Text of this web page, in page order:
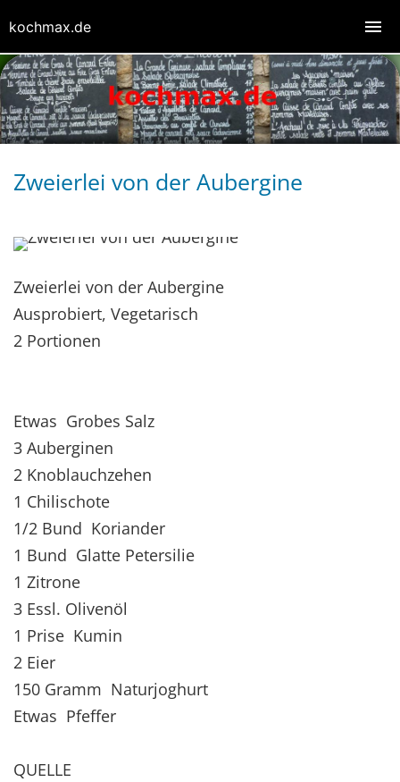
Zweierlei von der Aubergine
Zweierlei von der Aubergine
Ausprobiert, Vegetarisch
2 Portionen
Etwas Grobes Salz
3 Auberginen
2 Knoblauchzehen
1 Chilischote
1/2 Bund Koriander
1 Bund Glatte Petersilie
1 Zitrone
3 Essl. Olivenöl
1 Prise Kumin
2 Eier
150 Gramm Naturjoghurt
Etwas Pfeffer
QUELLE
kochmax.de